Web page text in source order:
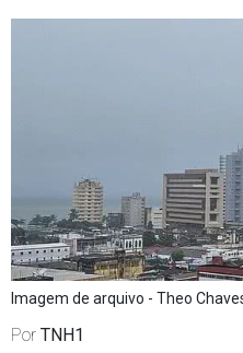
Imagem de arquivo - Theo
Por TNH1